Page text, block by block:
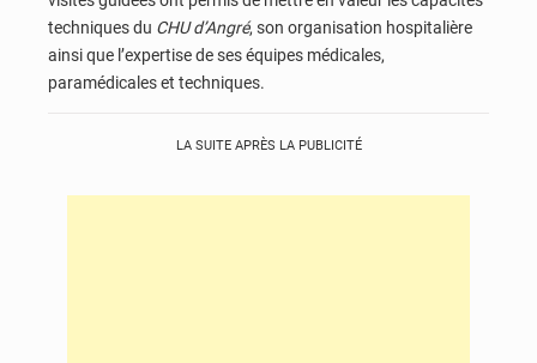
techniques du CHU d’Angré, son organisation hospitalière
ainsi que l’expertise de ses équipes médicales,
paramédicales et techniques.
LA SUITE APRÈS LA PUBLICITÉ